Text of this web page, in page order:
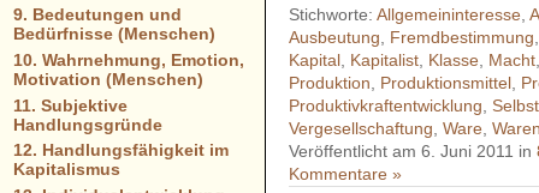
Stichworte:Allgemeininteresse ,
Ausbeutung
Fremdbestimmung
Kapital Kapitalist Klasse Macht
Produktion
Produktionsmittel
Produktivkraftentwicklung ,
Vergesellschaftung ,Ware ,
Veröffentlicht am 6. Juni 2011 in
Kommentare »
9. Bedeutungen und
Bedürfnisse (Menschen)
10. Wahrnehmung, Emotion,
Motivation (Menschen)
11. Subjektive
Handlungsgründe
12. Handlungsfähigkeit im
Kapitalismus